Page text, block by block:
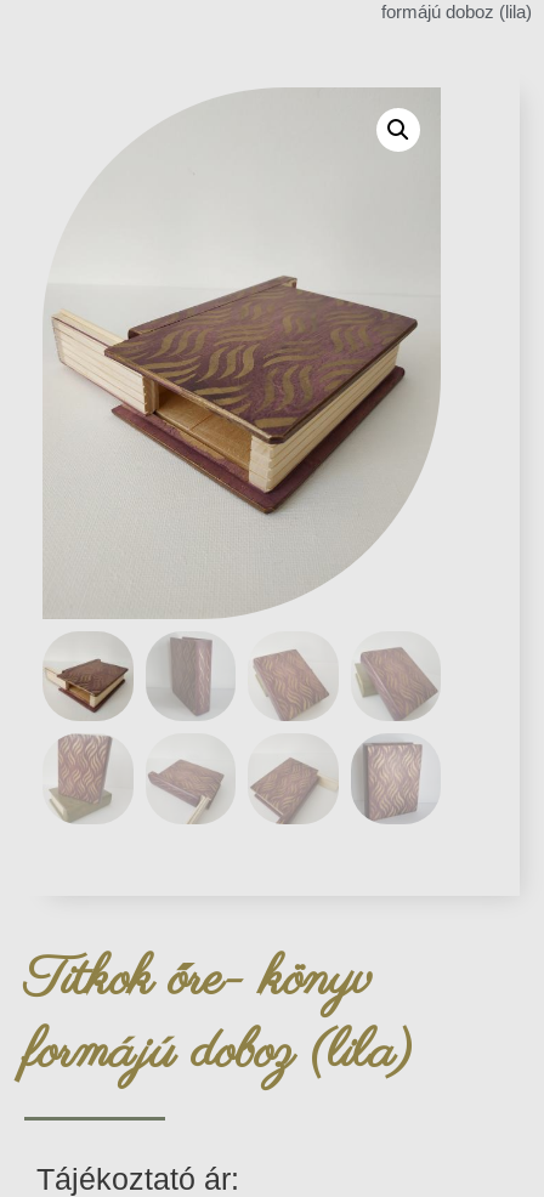
formájú doboz (lila)
Titkok őre- könyv
formájú doboz (lila)
Tájékoztató ár: